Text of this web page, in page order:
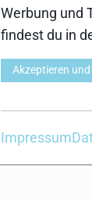
SRB
Werbung und
findest du in
Akzeptieren
Impressum